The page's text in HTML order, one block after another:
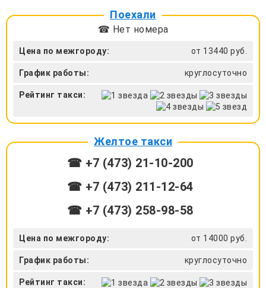
Поехали
☎ Нет номера
Цена по межгороду: от 13440 руб.
График работы: круглосуточно
Рейтинг такси:
Желтое такси
☎ +7 (473) 21-10-200
☎ +7 (473) 211-12-64
☎ +7 (473) 258-98-58
Цена по межгороду: от 14000 руб.
График работы: круглосуточно
Рейтинг такси: